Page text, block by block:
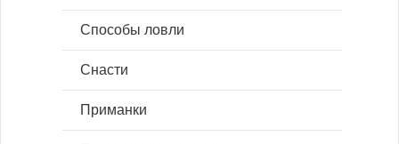
Способы ловли
Снасти
Приманки